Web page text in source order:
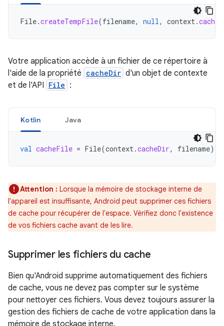
File.createTempFile(filename, null, context.
Votre application accède à un fichier de ce répertoire à
l'aide de la propriété cacheDir d'un objet de contexte
et de l'API File :
Kotlin Java
val cacheFile = File(context.cacheDir, filename)
Attention : Lorsque la mémoire de stockage interne de
l'appareil est insuffisante, Android peut supprimer ces fichiers
de cache pour récupérer de l'espace. Vérifiez donc l'existence
de vos fichiers cache avant de les lire.
Supprimer les fichiers du cache
Bien qu'Android supprime automatiquement des fichiers
de cache, vous ne devez pas compter sur le système
pour nettoyer ces fichiers. Vous devez toujours assurer la
gestion des fichiers de cache de votre application dans la
mémoire de stockage interne.